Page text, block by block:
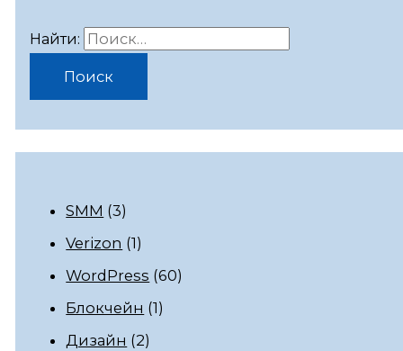
Найти:
SMM (3)
Verizon (1)
WordPress (60)
Блокчейн (1)
Дизайн (2)